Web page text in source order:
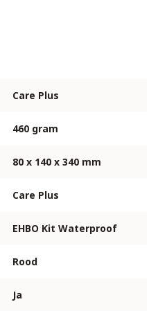
Care Plus
460 gram
80 x 140 x 340 mm
Care Plus
EHBO Kit Waterproof
Rood
Ja